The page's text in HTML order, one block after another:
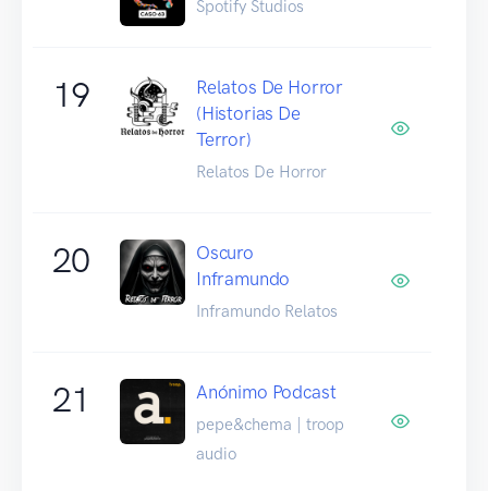
Spotify Studios
19
Relatos De Horror
(Historias De
Terror)
Relatos De Horror
20
Oscuro
Inframundo
Inframundo Relatos
21 Anónimo Podcast
pepe&chema | troop
audio